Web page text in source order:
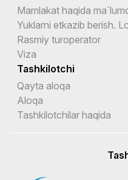
Mamlakat haqida
Yuklarni etkazib berish.
Rasmiy turoperator
Viza
Tashkilotchi
Qayta aloqa
Aloqa
Tashkilotchilar haqida